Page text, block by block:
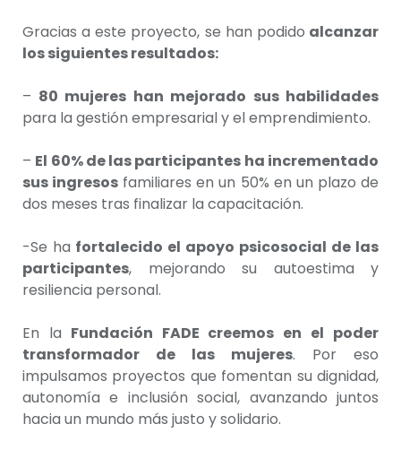
Gracias a este proyecto, se han podido alcanzar
los siguientes resultados:
– 80 mujeres han mejorado sus habilidades
para la gestión empresarial y el emprendimiento.
– El 60% de las participantes ha incrementado
sus ingresos familiares en un 50% en un plazo de
dos meses tras finalizar la capacitación.
-Se ha fortalecido el apoyo psicosocial de las
participantes, mejorando su autoestima y
resiliencia personal.
En la Fundación FADE creemos en el poder
transformador de las mujeres. Por eso
impulsamos proyectos que fomentan su dignidad,
autonomía e inclusión social, avanzando juntos
hacia un mundo más justo y solidario.